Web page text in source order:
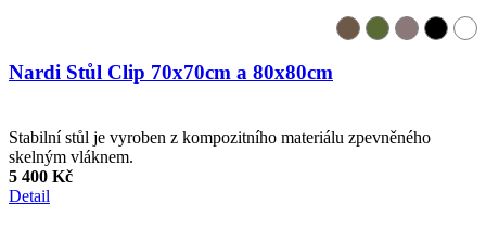
Nardi Stůl Clip 70x70cm a 80x80cm
Stabilní stůl je vyroben z kompozitního materiálu zpevněného
skelným vláknem.
5 400 Kč
Detail